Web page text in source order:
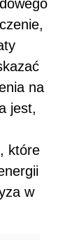
na
jest,
które
w